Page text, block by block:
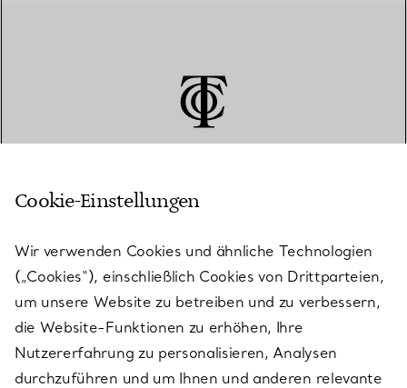
KUNDENSERVICE
SERVICES
ÜBER TIFFANY & CO.
Cookie-Einstellungen
Wir verwenden Cookies und ähnliche Technologien
(„Cookies“), einschließlich Cookies von Drittparteien,
um unsere Website zu betreiben und zu verbessern,
die Website-Funktionen zu erhöhen, Ihre
Nutzererfahrung zu personalisieren, Analysen
durchzuführen und um Ihnen und anderen relevante